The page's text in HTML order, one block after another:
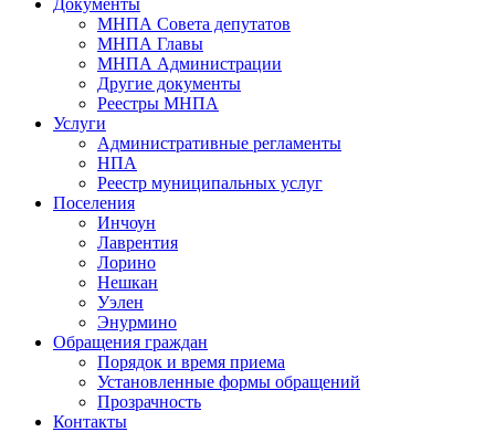
Документы
МНПА Совета депутатов
МНПА Главы
МНПА Администрации
Другие документы
Реестры МНПА
Услуги
Административные регламенты
НПА
Реестр муниципальных услуг
Поселения
Инчоун
Лаврентия
Лорино
Нешкан
Уэлен
Энурмино
Обращения граждан
Порядок и время приема
Установленные формы обращений
Прозрачность
Контакты